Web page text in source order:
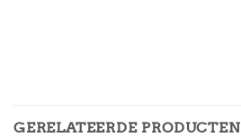
GERELATEERDE PRODUCTEN